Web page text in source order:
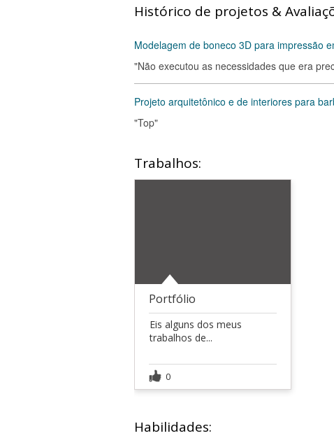
Histórico de projetos &
Modelagem de boneco 3D para impressão
"Não executou as necessidades que era
Projeto arquitetônico e de interiores para
"Top"
Trabalhos:
Portfólio
Eis alguns dos meus
trabalhos de...
0
Habilidades: